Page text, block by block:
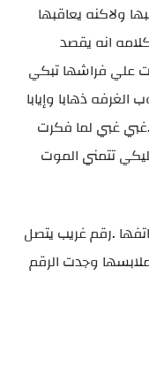
ولاكنه يعاقبها
انه يقصد
علي فراشها تبكي
ذهابا وإيابا
غبي لما فكرت
تتمني الموت
.رقم غريب يتصل
وجدت الرقم